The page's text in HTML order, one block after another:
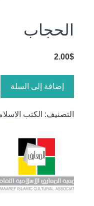
الحجاب
2.00$
إضافة إلى السلة
التصنيف: الكتب